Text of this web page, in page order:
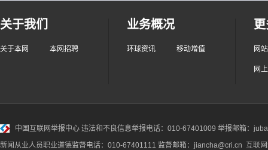
关于我们
关于本网 本网招聘
业务概况
环球资讯 移动增值 网
网
中国互联网举报中心 违法和不良信息举报电话：010-67401009 举报邮箱：
新闻从业人员职业道德监督电话：010-67401111 监督邮箱：jiancha@cri.cn 互联